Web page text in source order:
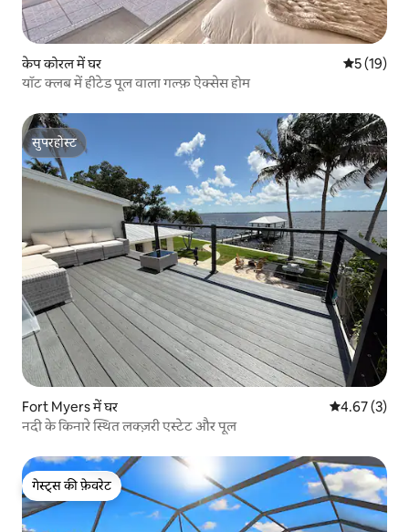
केप कोरल में घर औसत रेटिंग
5 (19)
यॉट क्लब में हीटेड पूल वाला गल्फ़ ऐक्सेस होम
सुपरहोस्ट
सुपरहोस्ट
Fort Myers में घर औसत रेटिंग 5 में
4.67 (3)
नदी के किनारे स्थित लक्ज़री एस्टेट और पूल
गेस्ट्स की फ़ेवरेट
गेस्ट्स की फ़ेवरेट